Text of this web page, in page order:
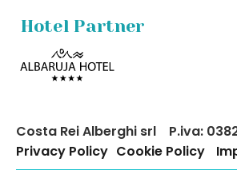
Hotel Partner
Costa Rei Alberghi srl
P.iva:
Privacy Policy Cookie Policy